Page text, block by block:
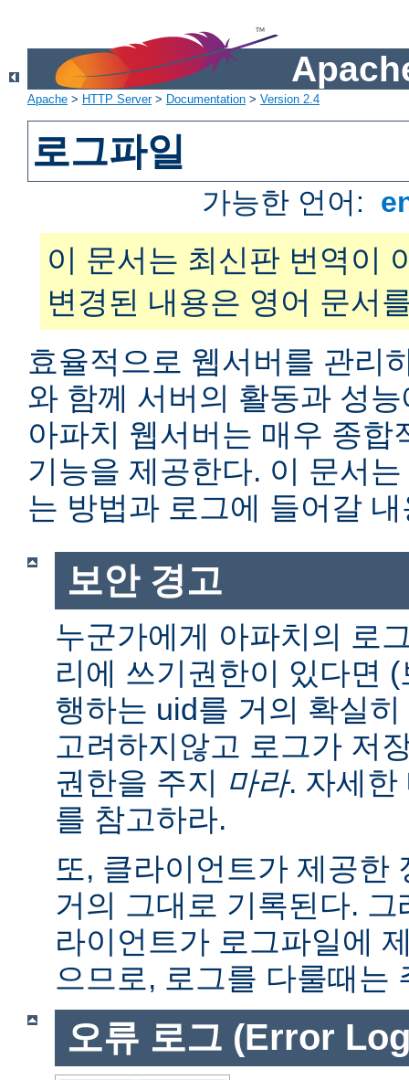
Apache > HTTP Server> Documentation > Version 2.4
로그파일
가능한 언어:
이 문서는 최신판 번역이
변경된 내용은 영어 문서
효율적으로 웹서버를 관리
와 함께 서버의 활동과 성
아파치 웹서버는 매우 종합
기능을 제공한다. 이 문서
는 방법과 로그에 들어갈
보안 경고
누군가에게 아파치의 로
리에 쓰기권한이 있다면
행하는 uid를 거의 확실
고려하지않고 로그가 저
권한을 주지 마라. 자세
를 참고하라.
또, 클라이언트가 제공한
거의 그대로 기록된다.
라이언트가 로그파일에
으므로, 로그를 다룰때는
오류 로그 (Error